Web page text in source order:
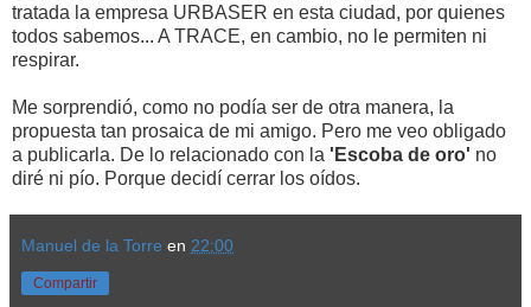
tratada la empresa URBASER en esta ciudad, por quienes
todos sabemos... A TRACE, en cambio, no le permiten ni
respirar.
Me sorprendió, como no podía ser de otra manera, la
propuesta tan prosaica de mi amigo. Pero me veo obligado
a publicarla. De lo relacionado con la 'Escoba de oro' no
diré ni pío. Porque decidí cerrar los oídos.
Manuel de la Torre en 22:00
Compartir